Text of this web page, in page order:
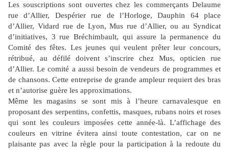
Les souscriptions sont ouvertes chez les commerçants Delaume
rue d’Allier, Despérier rue de l’Horloge, Dauphin 64 place
d’Allier, Vidard rue de Lyon, Mus rue d’Allier, ou au Syndicat
d’initiatives, 3 rue Bréchimbault, qui assure la permanence du
Comité des fêtes. Les jeunes qui veulent prêter leur concours,
rétribué, au défilé doivent s’inscrire chez Mus, opticien rue
d’Allier. Le comité a aussi besoin de vendeurs de programmes et
de chansons. Cette entreprise de grande ampleur requiert des bras
et n’autorise guère les approximations.
Même les magasins se sont mis à l’heure carnavalesque en
proposant des serpentins, confettis, masques, rubans noirs et roses
qui sont les couleurs imposées cette année-là. L’affichage des
couleurs en vitrine évitera ainsi toute contestation, car on ne
plaisante pas avec la règle pour la participation à la redoute du